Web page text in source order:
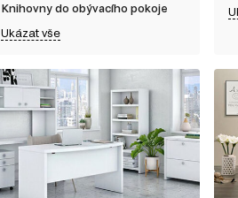
Knihovny do obývacího pokoje
Ukázat vše